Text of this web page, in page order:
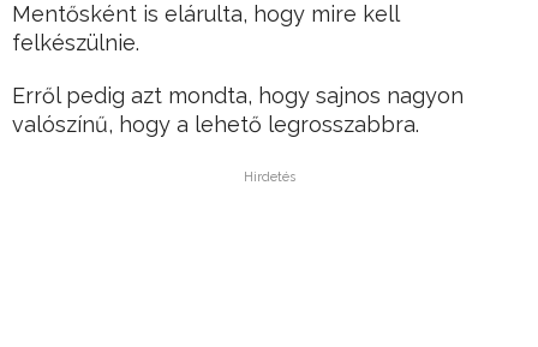
Mentősként is elárulta, hogy mire kell
felkészülnie.
Erről pedig azt mondta, hogy sajnos nagyon
valószínű, hogy a lehető legrosszabbra.
Hirdetés